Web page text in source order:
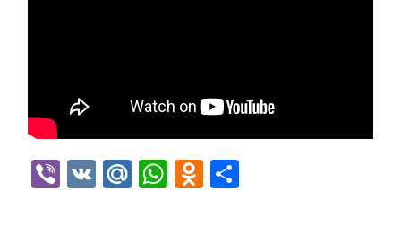
Viber
VK Mail.Ru
WhatsApp
Odnoklassniki